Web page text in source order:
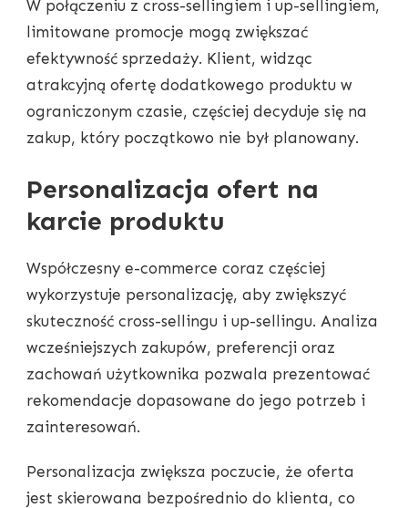
W połączeniu z cross-sellingiem i up-sellingiem,
limitowane promocje mogą zwiększać
efektywność sprzedaży. Klient, widząc
atrakcyjną ofertę dodatkowego produktu w
ograniczonym czasie, częściej decyduje się na
zakup, który początkowo nie był planowany.
Personalizacja ofert na
karcie produktu
Współczesny e-commerce coraz częściej
wykorzystuje personalizację, aby zwiększyć
skuteczność cross-sellingu i up-sellingu. Analiza
wcześniejszych zakupów, preferencji oraz
zachowań użytkownika pozwala prezentować
rekomendacje dopasowane do jego potrzeb i
zainteresowań.
Personalizacja zwiększa poczucie, że oferta
jest skierowana bezpośrednio do klienta, co